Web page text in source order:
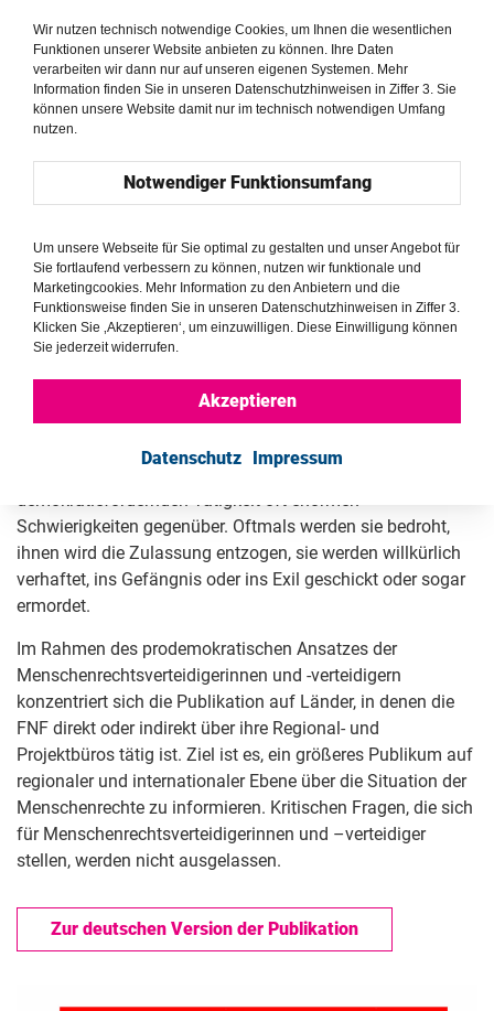
hat die Friedrich-Naumann-Stiftung für die Freiheit (FNF)
die Publikationsreihe „Die Human Rights Defenders“ ins
Leben gerufen. Der Bericht wird mit einem spezifischen
thematischen Fokus auf Menschenrechtsverteidigerinnen
und –verteidiger veröffentlicht, wobei das Leben, die
Geschichten, die Aufgaben, die Errungenschaften sowie die
Herausforderungen der porträtierten Personen weltweit
In diesem Jahr liegt der Schwerpunkt auf
Rechtsanwältinnen und -anwälten, Juristinnen und Juristen
als Menschenrechtsverteidigende.
Menschenrechtsanwältinnen und -anwälte spielen eine
Menschenrechtsverletzungen durch verschiedene Formen
des Rechtsschutzes, z. B. durch Rechtsbeistand, Vertretung
von Opfern, sinnvoller Zugang zur Justiz, usw. Dennoch
sehen sie sich bei der Ausübung ihrer friedlichen und
demokratiefördernden Tätigkeit oft enormen
Schwierigkeiten gegenüber. Oftmals werden sie bedroht,
ihnen wird die Zulassung entzogen, sie werden willkürlich
verhaftet, ins Gefängnis oder ins Exil geschickt oder sogar
ermordet.
Im Rahmen des prodemokratischen Ansatzes der
Menschenrechtsverteidigerinnen und -verteidigern
konzentriert sich die Publikation auf Länder, in denen die
FNF direkt oder indirekt über ihre Regional- und
Projektbüros tätig ist. Ziel ist es, ein größeres Publikum auf
regionaler und internationaler Ebene über die Situation der
Menschenrechte zu informieren. Kritischen Fragen, die sich
für Menschenrechtsverteidigerinnen und –verteidiger
stellen, werden nicht ausgelassen.
Zur deutschen Version der Publikation
Wir nutzen technisch notwendige Cookies, um Ihnen die wesentlichen
Funktionen unserer Website anbieten zu können. Ihre Daten
verarbeiten wir dann nur auf unseren eigenen Systemen. Mehr
Information finden Sie in unseren Datenschutzhinweisen in Ziffer 3. Sie
können unsere Website damit nur im technisch notwendigen Umfang
nutzen.
Notwendiger Funktionsumfang
Um unsere Webseite für Sie optimal zu gestalten und unser Angebot für
Sie fortlaufend verbessern zu können, nutzen wir funktionale und
Marketingcookies. Mehr Information zu den Anbietern und die
Funktionsweise finden Sie in unseren Datenschutzhinweisen in Ziffer 3.
Klicken Sie ‚Akzeptieren‘, um einzuwilligen. Diese Einwilligung können
Sie jederzeit widerrufen.
Akzeptieren
Datenschutz Impressum